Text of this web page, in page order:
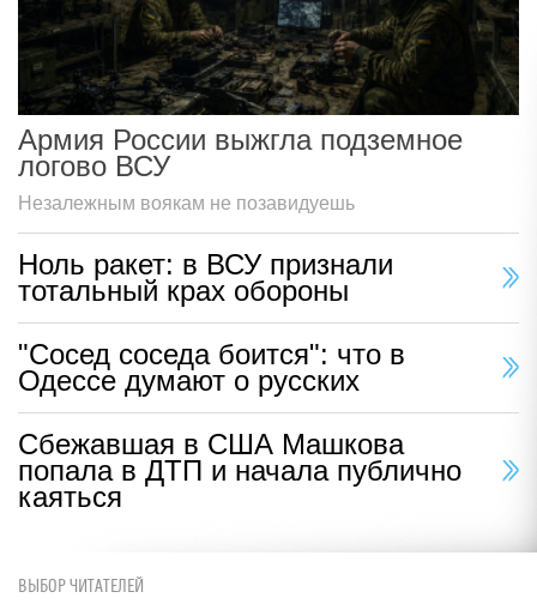
Армия России выжгла подземное
логово ВСУ
Незалежным воякам не позавидуешь
Ноль ракет: в ВСУ признали
тотальный крах обороны
"Сосед соседа боится": что в
Одессе думают о русских
Сбежавшая в США Машкова
попала в ДТП и начала публично
каяться
ВЫБОР ЧИТАТЕЛЕЙ